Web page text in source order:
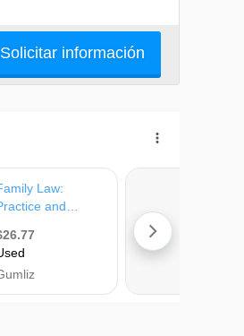
Solicitar información